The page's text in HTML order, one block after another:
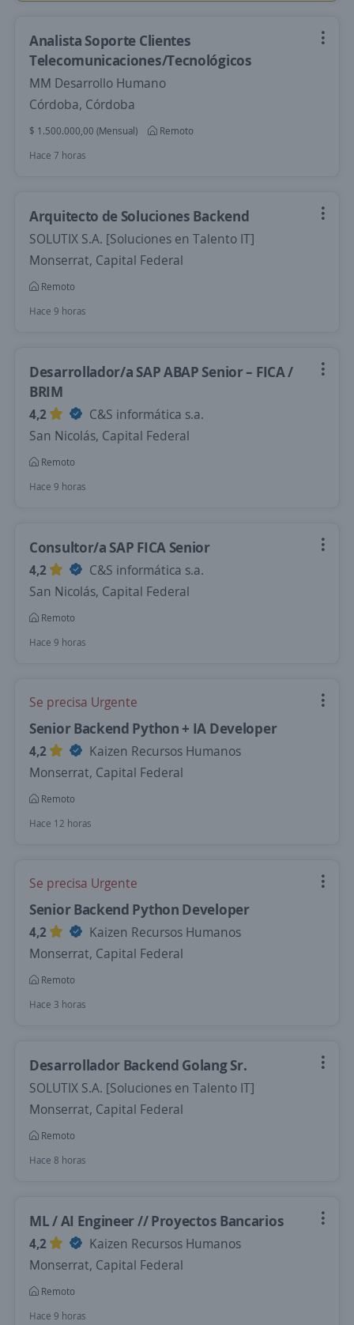
Analista Soporte Clientes
Telecomunicaciones/Tecnológicos
MM Desarrollo Humano
Córdoba, Córdoba
$ 1.500.000,00 (Mensual)
Remoto
Hace 7 horas
Arquitecto de Soluciones Backend
SOLUTIX S.A. [Soluciones en Talento IT]
Monserrat, Capital Federal
Remoto
Hace 9 horas
Desarrollador/a SAP ABAP Senior – FICA /
BRIM
4,2
C&S informática s.a.
San Nicolás, Capital Federal
Remoto
Hace 9 horas
Consultor/a SAP FICA Senior
4,2
C&S informática s.a.
San Nicolás, Capital Federal
Remoto
Hace 9 horas
Se precisa Urgente
Senior Backend Python + IA Developer
4,2
Kaizen Recursos Humanos
Monserrat, Capital Federal
Remoto
Hace 12 horas
Se precisa Urgente
Senior Backend Python Developer
4,2
Kaizen Recursos Humanos
Monserrat, Capital Federal
Remoto
Hace 3 horas
Desarrollador Backend Golang Sr.
SOLUTIX S.A. [Soluciones en Talento IT]
Monserrat, Capital Federal
Remoto
Hace 8 horas
ML / AI Engineer // Proyectos Bancarios
4,2
Kaizen Recursos Humanos
Monserrat, Capital Federal
Remoto
Hace 9 horas